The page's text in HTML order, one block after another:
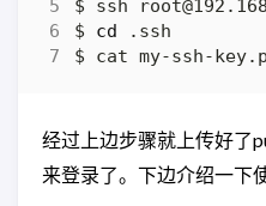
$ cd
经过上边步骤就上传好了
来登录了。下边介绍一下